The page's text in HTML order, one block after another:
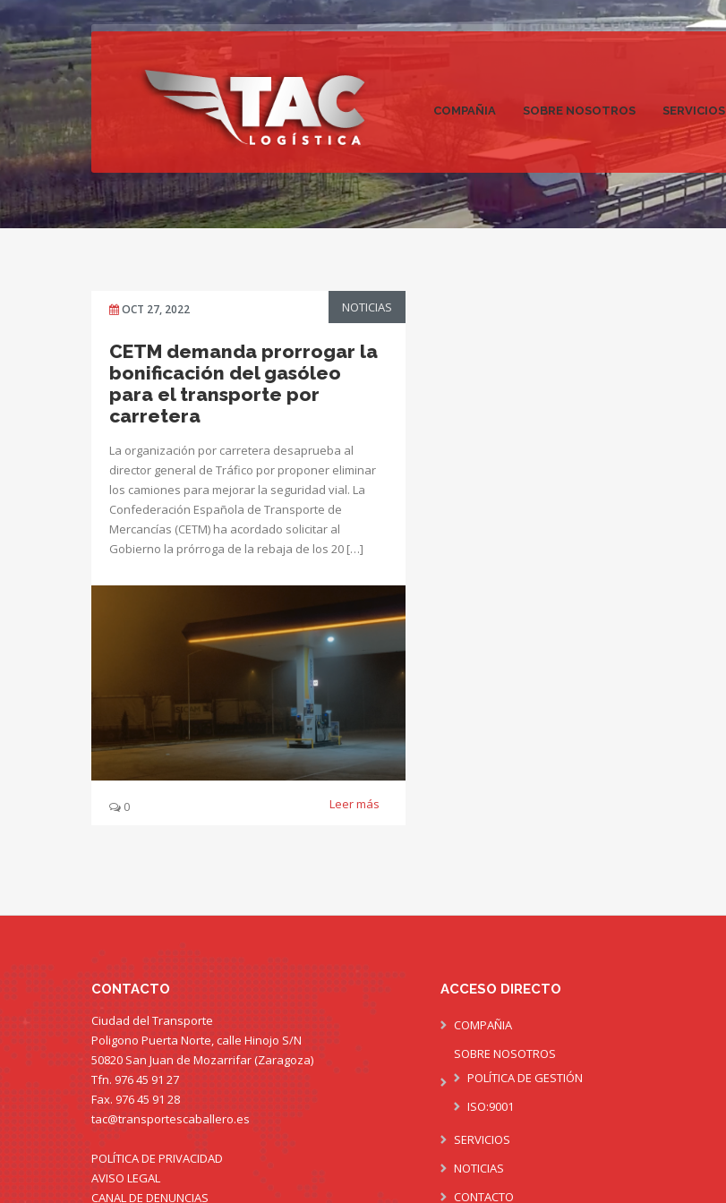
COMPAÑIA SOBRE NOSOTROS SERVICIOS
OCT 27, 2022 NOTICIAS
CETM demanda prorrogar la
bonificación del gasóleo
para el transporte por
carretera
La organización por carretera desaprueba al
director general de Tráfico por proponer eliminar
los camiones para mejorar la seguridad vial. La
Confederación Española de Transporte de
Mercancías (CETM) ha acordado solicitar al
Gobierno la prórroga de la rebaja de los 20 […]
0 Leer más
CONTACTO
Ciudad del Transporte
Poligono Puerta Norte, calle Hinojo S/N
50820 San Juan de Mozarrifar (Zaragoza)
Tfn. 976 45 91 27
Fax. 976 45 91 28
tac@transportescaballero.es
POLÍTICA DE PRIVACIDAD
AVISO LEGAL
CANAL DE DENUNCIAS
ACCESO DIRECTO
COMPAÑIA
SOBRE NOSOTROS
POLÍTICA DE GESTIÓN
ISO:9001
SERVICIOS
NOTICIAS
CONTACTO